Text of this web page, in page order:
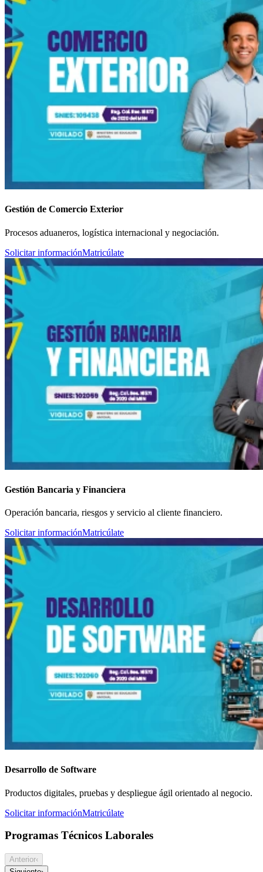
Gestión de Comercio Exterior
Procesos aduaneros, logística internacional y negociación.
Solicitar informaciónMatricúlate
Gestión Bancaria y Financiera
Operación bancaria, riesgos y servicio al cliente financiero.
Solicitar informaciónMatricúlate
Desarrollo de Software
Productos digitales, pruebas y despliegue ágil orientado al negocio.
Solicitar informaciónMatricúlate
Programas Técnicos Laborales
Anterior‹